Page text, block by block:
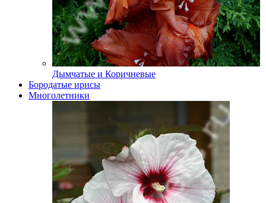
Дымчатые и Коричневые
Бородатые ирисы
Многолетники